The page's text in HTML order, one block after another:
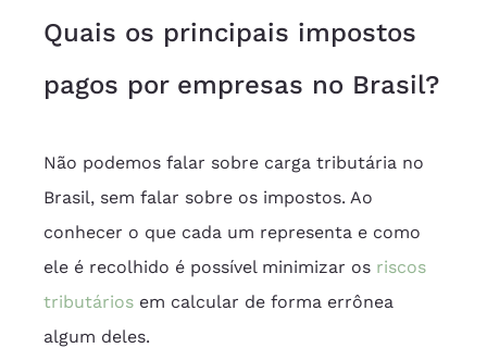
Quais os principais impostos
pagos por empresas no Brasil?
Não podemos falar sobre carga tributária no
Brasil, sem falar sobre os impostos. Ao
conhecer o que cada um representa e como
ele é recolhido é possível minimizar os riscos
tributários em calcular de forma errônea
algum deles.